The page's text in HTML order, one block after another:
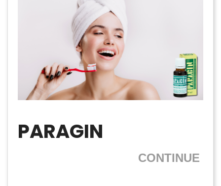
PARAGIN
CONTINUE